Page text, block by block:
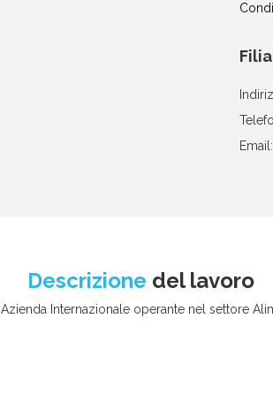
via
email
susu
Email:
Descrizione del lavoro
Internazionale operante nel settore